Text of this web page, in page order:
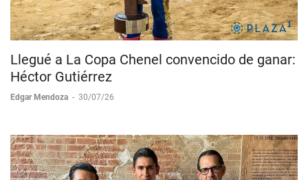
Llegué a La Copa Chenel convencido de ganar:
Héctor Gutiérrez
Edgar Mendoza - 30/07/26